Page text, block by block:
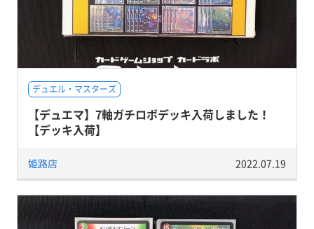
デュエル・マスターズ
【デュエマ】7軸ガチロボデッキ入荷しました！
【デッキ入荷】
姫路店 2022.07.19